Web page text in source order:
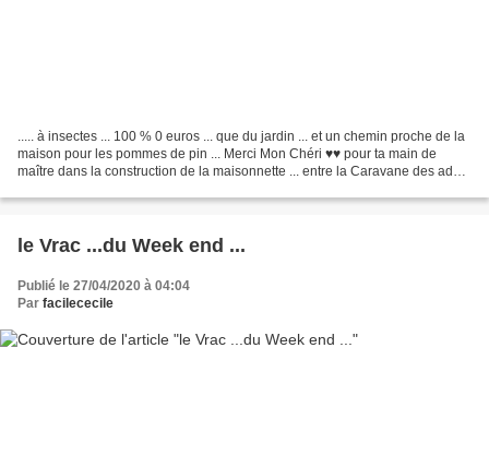
..... à insectes ... 100 % 0 euros ... que du jardin ... et un chemin proche de la
maison pour les pommes de pin ... Merci Mon Chéri ♥♥ pour ta main de
maître dans la construction de la maisonnette ... entre la Caravane des ados
le Vrac ...du Week end ...
Publié le 27/04/2020 à 04:04
Par facilececile